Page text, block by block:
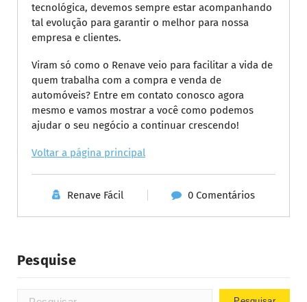
tecnológica, devemos sempre estar acompanhando
tal evolução para garantir o melhor para nossa
empresa e clientes.
Viram só como o Renave veio para facilitar a vida de
quem trabalha com a compra e venda de
automóveis? Entre em contato conosco agora
mesmo e vamos mostrar a você como podemos
ajudar o seu negócio a continuar crescendo!
Voltar a página principal
Renave Fácil 0 Comentários
Pesquise